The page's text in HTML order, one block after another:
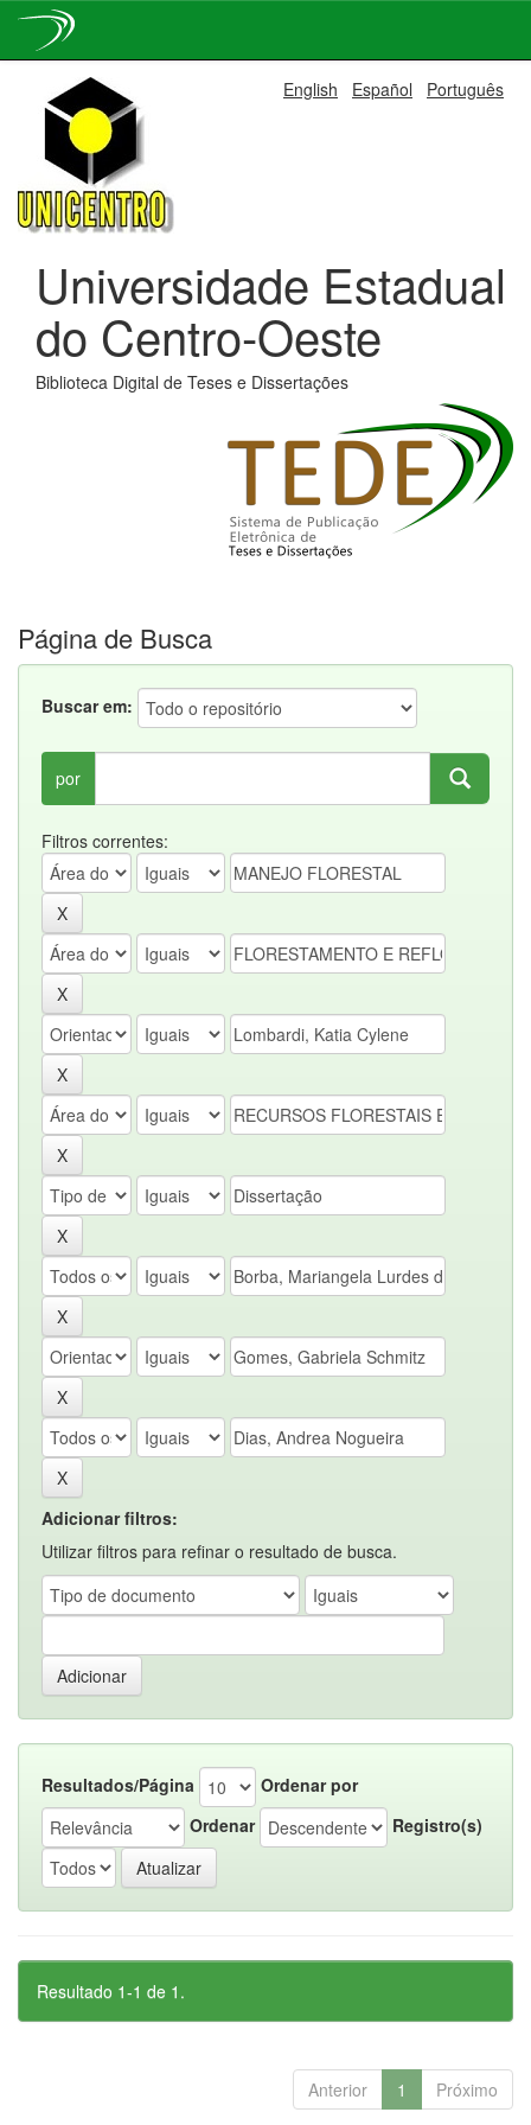
navigation
English Español Português
Universidade Estadual
do Centro-Oeste
Biblioteca Digital de Teses e Dissertações
Página de Busca
Buscar em:
por
Filtros correntes:
Adicionar filtros:
Utilizar filtros para refinar o resultado de busca.
Resultados/Página
Ordenar por
Ordenar
Registro(s)
Resultado 1-1 de 1.
Anterior 1 Próximo